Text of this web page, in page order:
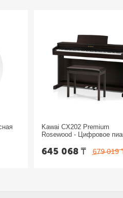
Kawai CX202 Premium
Rosewood - Цифровое
679 019
645 068₸